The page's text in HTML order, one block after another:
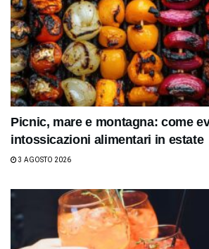
Picnic, mare e montagna: come
intossicazioni alimentari in estate
3 AGOSTO 2026